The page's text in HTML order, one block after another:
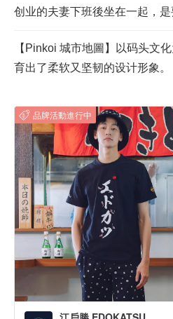
创业的夫妻下班後坐在一起，
【Pinkoi 城市地圖】以码头文
育出了柔软又坚韧的设计形象。